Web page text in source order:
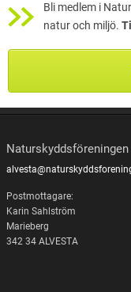
Bli medlem i
natur och miljö.
Postmottagare:
Karin Sahlström
Marieberg
342 34 ALVESTA